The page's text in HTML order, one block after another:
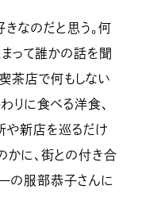
なのだと思う。何
って誰かの話を聞
喫茶店で何もしない
りに食べる洋食、
や新店を巡るだけ
かに、街との付き合
ーの服部恭子さんに